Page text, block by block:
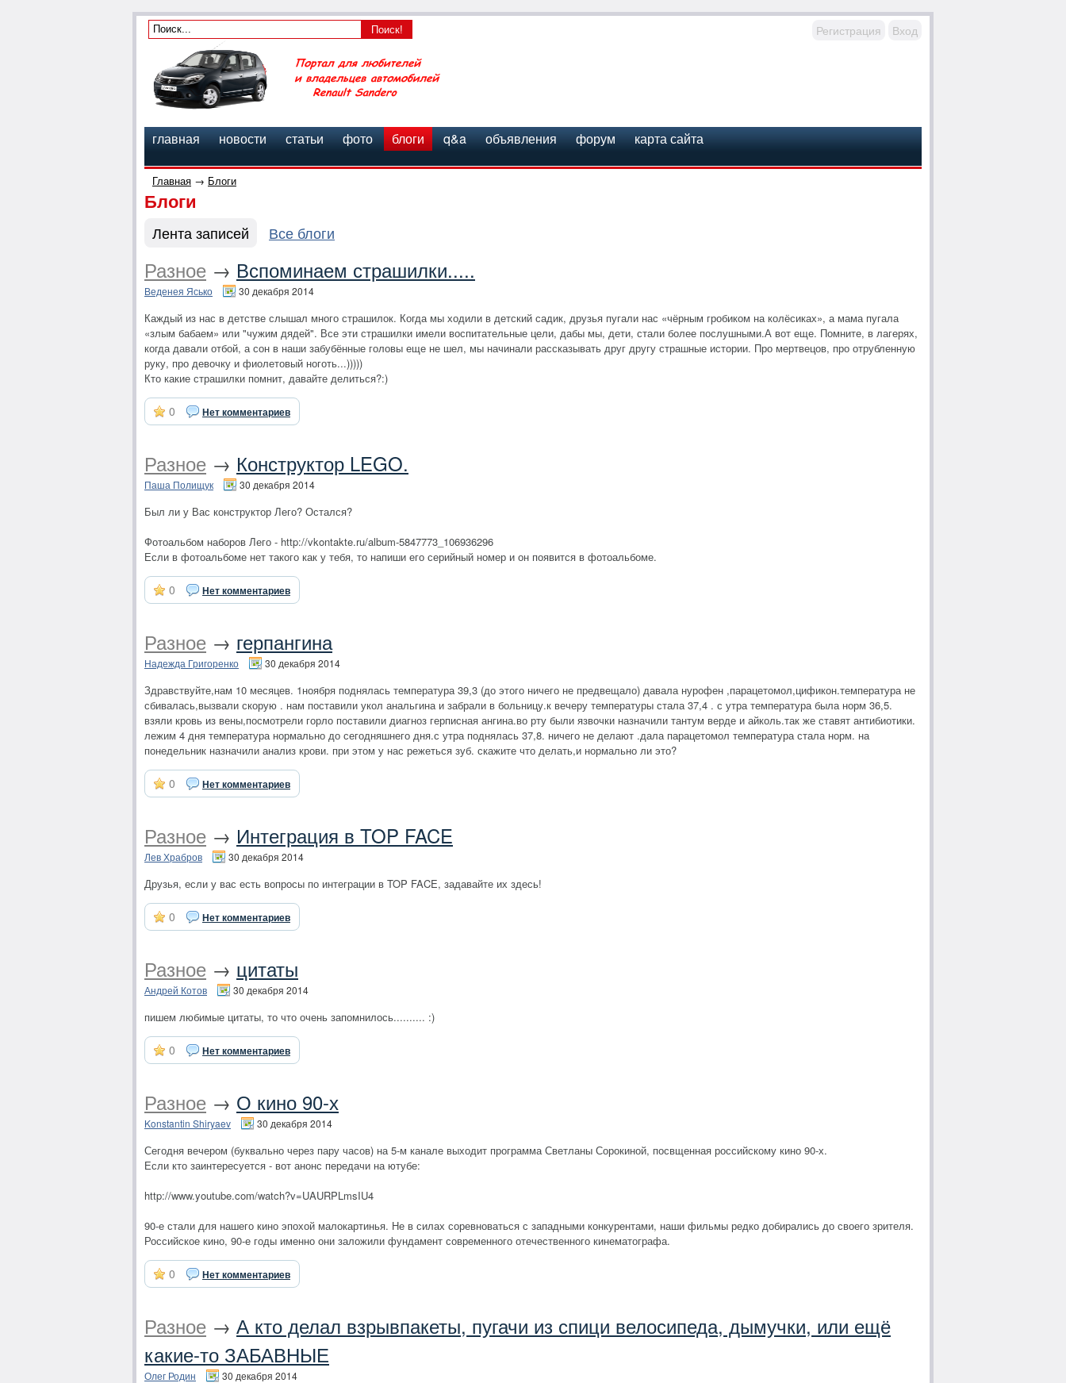
Регистрация Вход
главная новости статьи фото блоги q&a объявления форум карта сайта
Главная → Блоги
Блоги
Лента записей Все блоги
Разное → Вспоминаем страшилки.....
Веденея Ясько 30 декабря 2014
Каждый из нас в детстве слышал много страшилок. Когда мы ходили в детский садик, друзья пугали нас «чёрным гробиком на колёсиках», а мама пугала
«злым бабаем» или "чужим дядей". Все эти страшилки имели воспитательные цели, дабы мы, дети, стали более послушными.А вот еще. Помните, в лагерях,
когда давали отбой, а сон в наши забубённые головы еще не шел, мы начинали рассказывать друг другу страшные истории. Про мертвецов, про отрубленную
руку, про девочку и фиолетовый ноготь...)))))
Кто какие страшилки помнит, давайте делиться?:)
0 Нет комментариев
Разное → Конструктор LEGO.
Паша Полищук 30 декабря 2014
Был ли у Вас конструктор Лего? Остался?
Фотоальбом наборов Лего - http://vkontakte.ru/album-5847773_106936296
Если в фотоальбоме нет такого как у тебя, то напиши его серийный номер и он появится в фотоальбоме.
0 Нет комментариев
Разное → герпангина
Надежда Григоренко 30 декабря 2014
Здравствуйте,нам 10 месяцев. 1ноября поднялась температура 39,3 (до этого ничего не предвещало) давала нурофен ,парацетомол,цификон.температура не
сбивалась,вызвали скорую . нам поставили укол анальгина и забрали в больницу.к вечеру температуры стала 37,4 . с утра температура была норм 36,5.
взяли кровь из вены,посмотрели горло поставили диагноз герписная ангина.во рту были язвочки назначили тантум верде и айколь.так же ставят антибиотики.
лежим 4 дня температура нормально до сегодняшнего дня.с утра поднялась 37,8. ничего не делают .дала парацетомол температура стала норм. на
понедельник назначили анализ крови. при этом у нас режеться зуб. скажите что делать,и нормально ли это?
0 Нет комментариев
Разное → Интеграция в TOP FACE
Лев Храбров 30 декабря 2014
Друзья, если у вас есть вопросы по интеграции в TOP FACE, задавайте их здесь!
0 Нет комментариев
Разное → цитаты
Андрей Котов 30 декабря 2014
пишем любимые цитаты, то что очень запомнилось.......... :)
0 Нет комментариев
Разное → О кино 90-х
Konstantin Shiryaev 30 декабря 2014
Сегодня вечером (буквально через пару часов) на 5-м канале выходит программа Светланы Сорокиной, посвщенная российскому кино 90-х.
Если кто заинтересуется - вот анонс передачи на ютубе:
http://www.youtube.com/watch?v=UAURPLmsIU4
90-е стали для нашего кино эпохой малокартинья. Не в силах соревноваться с западными конкурентами, наши фильмы редко добирались до своего зрителя.
Российское кино, 90-е годы именно они заложили фундамент современного отечественного кинематографа.
0 Нет комментариев
Разное → А кто делал взрывпакеты, пугачи из спици велосипеда, дымучки, или ещё
какие-то ЗАБАВНЫЕ
Олег Родин 30 декабря 2014